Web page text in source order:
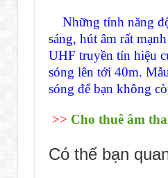
Những tính năng
sáng, hút âm rất
UHF truyền tín hiệu
sóng lên tới 40m.
sóng để bạn không
>> Cho thuê âm
Có thể bạn